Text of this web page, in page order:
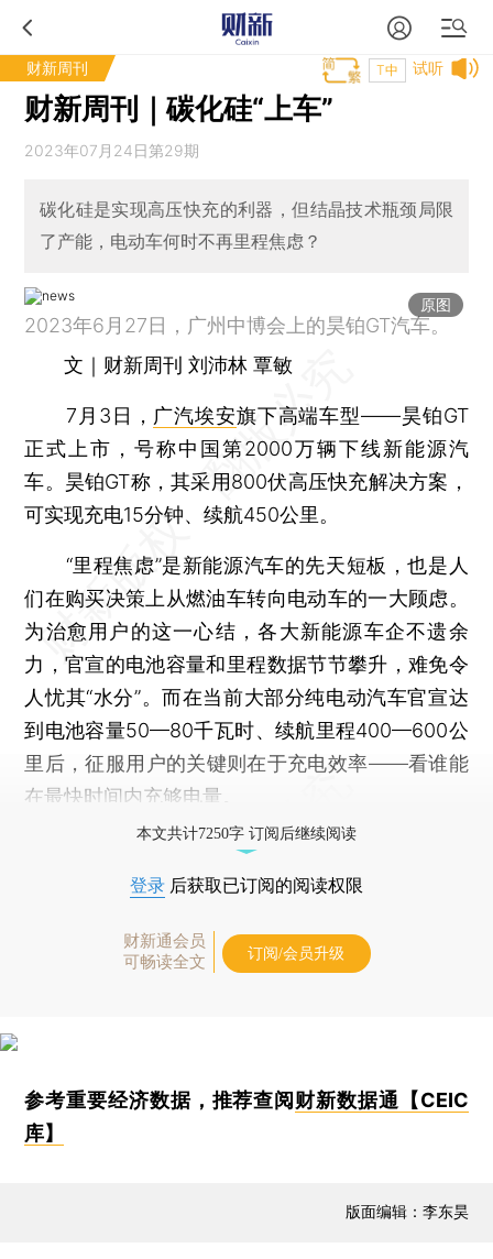
财新周刊 试听
T中
财新周刊｜碳化硅“上车”
2023年07月24日第29期
碳化硅是实现高压快充的利器，但结晶技术瓶颈局限
了产能，电动车何时不再里程焦虑？
原图
2023年6月27日，广州中博会上的昊铂GT汽车。
文｜财新周刊 刘沛林 覃敏
7月3日， 广汽埃安旗下高端车型——昊铂GT
正式上市，号称中国第2000万辆下线新能源汽
车。昊铂GT称，其采用800伏高压快充解决方案，
可实现充电15分钟、续航450公里。
“里程焦虑”是新能源汽车的先天短板，也是人
们在购买决策上从燃油车转向电动车的一大顾虑。
为治愈用户的这一心结，各大新能源车企不遗余
力，官宣的电池容量和里程数据节节攀升，难免令
人忧其“水分”。而在当前大部分纯电动汽车官宣达
到电池容量50—80千瓦时、续航里程400—600公
里后，征服用户的关键则在于充电效率——看谁能
在最快时间内充够电量。
本文共计7250字 订阅后继续阅读
登录 后获取已订阅的阅读权限
财新通会员
可畅读全文
订阅/会员升级
参考重要经济数据，推荐查阅 财新数据通【CEIC
库】
版面编辑：李东昊